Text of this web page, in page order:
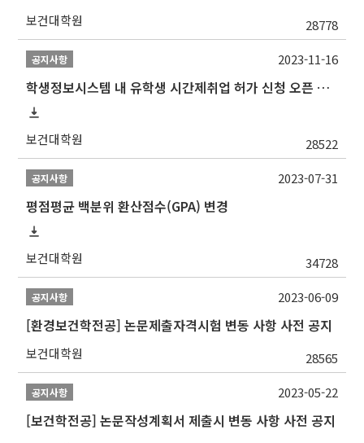
보건대학원 28778
공지사항
학생정보시스템 내 유학생 시간제취업 허가 신청 오픈 안내
보건대학원 28522
2023-11-16
공지사항
평점평균 백분위 환산점수(GPA) 변경
보건대학원 34728
2023-07-31
공지사항
[환경보건학전공] 논문제출자격시험 변동 사항 사전 공지
보건대학원 28565
2023-06-09
공지사항
[보건학전공] 논문작성계획서 제출시 변동 사항 사전 공지
2023-05-22